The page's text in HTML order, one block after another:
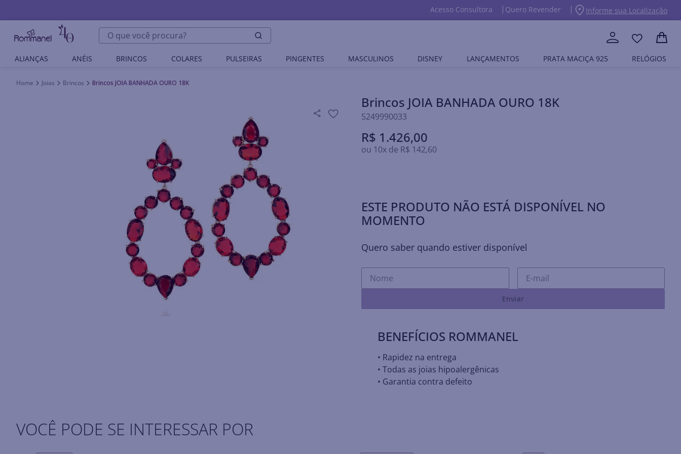
Acesso Consultora Quero Revender Informe sua Localização
O que você procura?
ALIANÇAS ANÉIS BRINCOS COLARES PULSEIRAS PINGENTES MASCULINOS DISNEY LANÇAMENTOS PRATA MACIÇA 925 RELÓGIOS
Joias Brincos Brincos JOIA BANHADA OURO 18K
Brincos JOIA BANHADA OURO 18K
5249990033
R$ 1.426,00
ou 10x de R$ 142,60
ESTE PRODUTO NÃO ESTÁ DISPONÍVEL NO
MOMENTO
Quero saber quando estiver disponível
Enviar
BENEFÍCIOS ROMMANEL
• Rapidez na entrega
• Todas as joias hipoalergênicas
• Garantia contra defeito
VOCÊ PODE SE INTERESSAR POR